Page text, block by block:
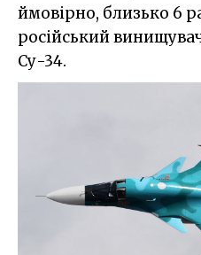
ймовірно, близько 6
російський
Су-34.